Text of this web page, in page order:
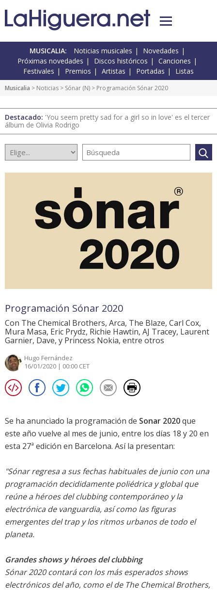
MUSICALIA: Noticias musicales
Novedades
Próximas novedades
Discos históricos
Canciones
Festivales
Premios Artistas Portadas Listas
Musicalia > Noticias > Sónar (N) > Programación Sónar 2020
Destacado: 'You seem pretty sad for a girl so in love' es el tercer
álbum de Olivia Rodrigo
Programación Sónar 2020
Con The Chemical Brothers, Arca, The Blaze, Carl Cox,
Mura Masa, Eric Prydz, Richie Hawtin, AJ Tracey, Laurent
Garnier, Dave, y Princess Nokia, entre otros
Hugo Fernández
16/01/2020 | 00:00 CET
Se ha anunciado la programación de Sonar 2020que
este año vuelve al mes de junio, entre los días 18 y 20 en
esta 27ª edición en Barcelona. Así la presentan:
"Sónar regresa a sus fechas habituales de junio con una
programación decididamente poliédrica y global que
reúne a héroes del clubbing contemporáneo y la
electrónica de vanguardia, así como las figuras
emergentes del trap y los ritmos urbanos de todo el
planeta.
Grandes shows y héroes del clubbing
Sónar 2020 contará con los más esperados shows
electrónicos del año, como el de The Chemical Brothers,